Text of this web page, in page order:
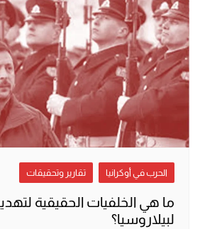
الحرب في أوكرانيا تقارير وتحقيقات
ما هي الخلفيات الحقيقية
لبيلاروسيا؟